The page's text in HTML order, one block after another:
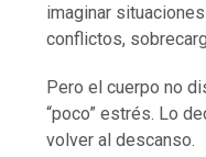
imaginar
conflictos,
Pero el cuerpo no
“poco” estrés. Lo
volver al descanso.